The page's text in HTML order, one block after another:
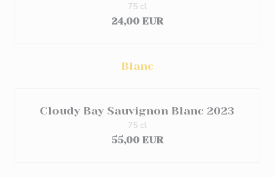
24,00 EUR
75 cl
Blanc
Cloudy Bay Sauvignon Blanc 2023
55,00 EUR
75 cl